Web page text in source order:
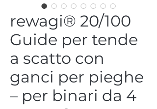
rewagi® 20/100
Guide per tende
a scatto con
ganci per pieghe
– per binari da 4